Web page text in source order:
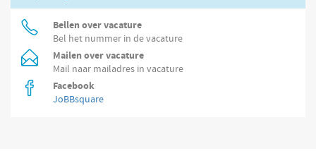
Bellen over vacature
Bel het nummer in de vacature
Mailen over vacature
Mail naar mailadres in vacature
Facebook
JoBBsquare